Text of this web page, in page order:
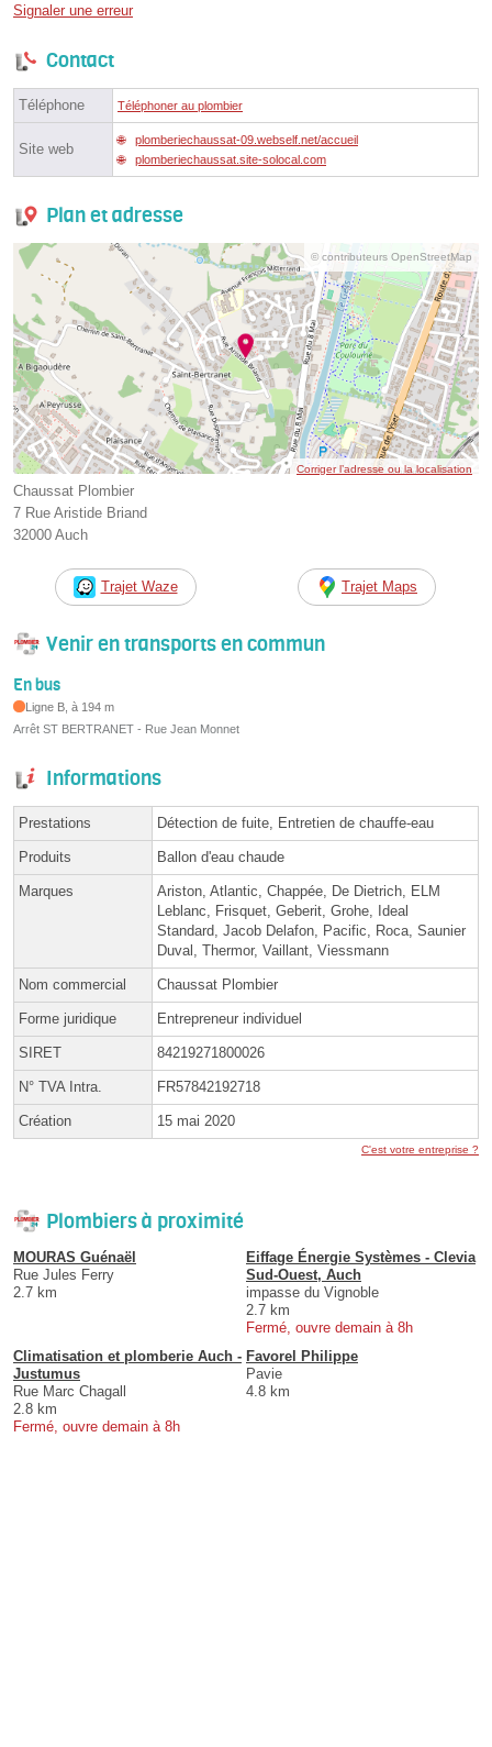
Signaler une erreur
Contact
Téléphone Téléphoner au plombier
Site web
plomberiechaussat-09.webself.net/accueil
plomberiechaussat.site-solocal.com
Plan et adresse
© contributeurs OpenStreetMap
Corriger l’adresse ou la localisation
Chaussat Plombier
7 Rue Aristide Briand
32000 Auch
Trajet Waze Trajet Maps
Venir en transports en commun
En bus
Ligne B, à 194 m
Arrêt ST BERTRANET - Rue Jean Monnet
Informations
Prestations Détection de fuite, Entretien de chauffe-eau
Produits Ballon d'eau chaude
Marques
Ariston, Atlantic, Chappée, De Dietrich, ELM
Leblanc, Frisquet, Geberit, Grohe, Ideal
Standard, Jacob Delafon, Pacific, Roca, Saunier
Duval, Thermor, Vaillant, Viessmann
Nom commercial Chaussat Plombier
Forme juridique Entrepreneur individuel
SIRET 84219271800026
N° TVA Intra. FR57842192718
Création 15 mai 2020
C'est votre entreprise ?
Plombiers à proximité
MOURAS Guénaël
Rue Jules Ferry
2.7 km
Eiffage Énergie Systèmes - Clevia
Sud-Ouest, Auch
impasse du Vignoble
2.7 km
Fermé, ouvre demain à 8h
Climatisation et plomberie Auch -
Justumus
Rue Marc Chagall
2.8 km
Fermé, ouvre demain à 8h
Favorel Philippe
Pavie
4.8 km